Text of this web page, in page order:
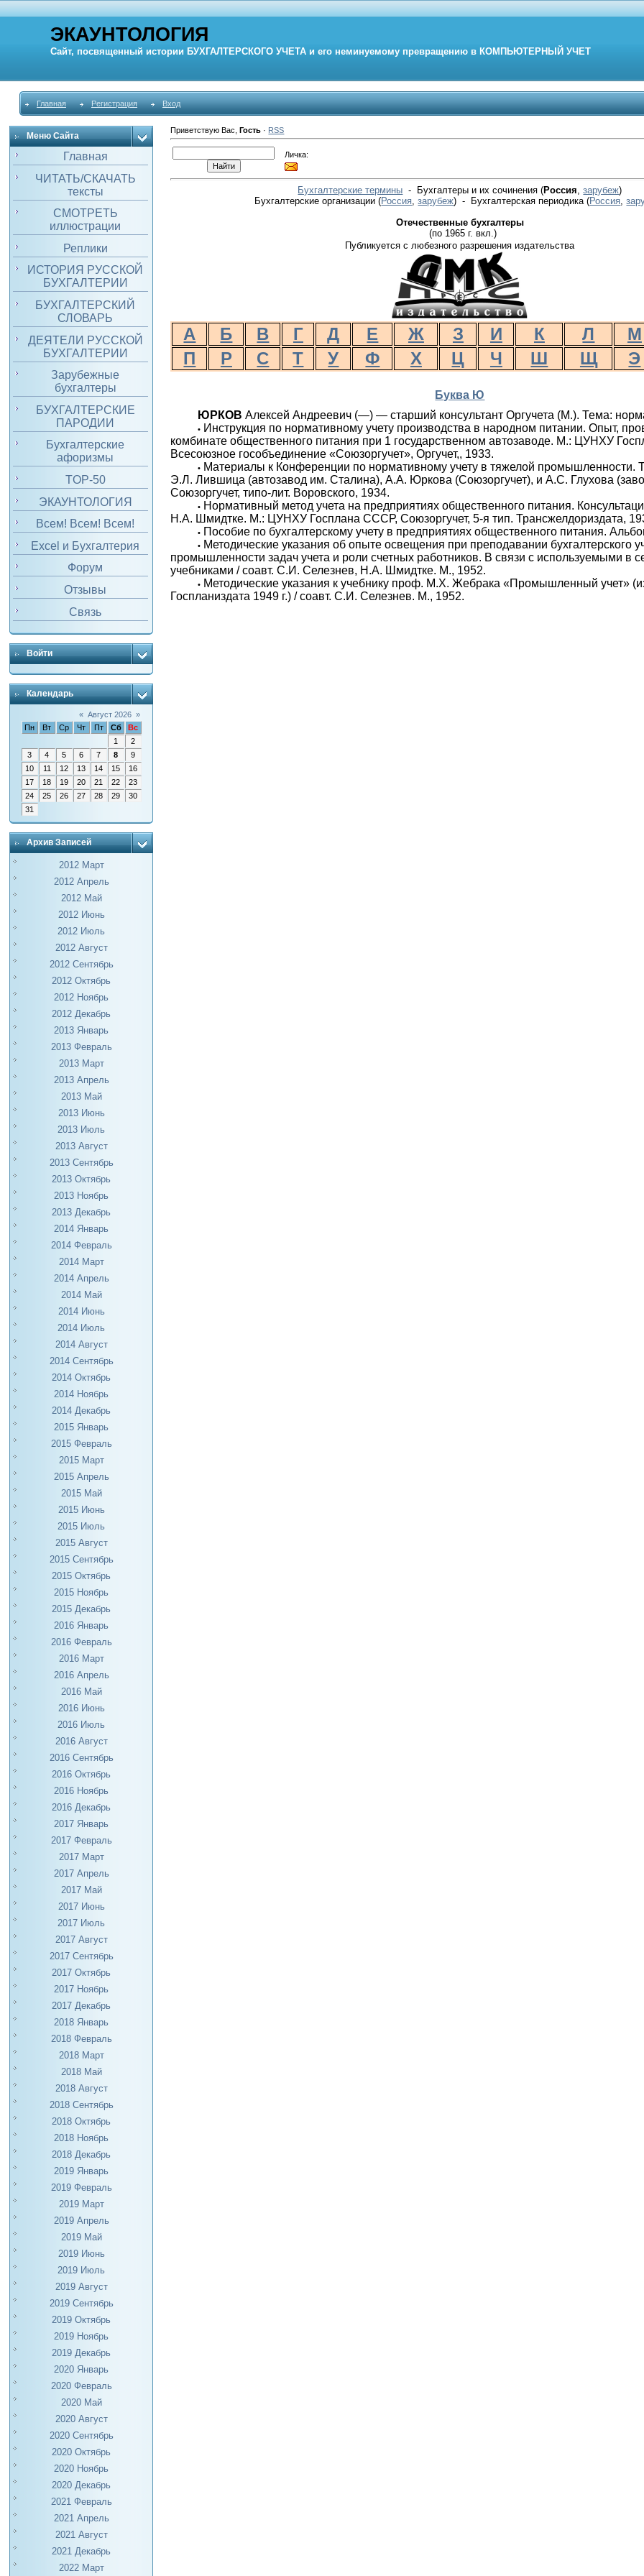
ЭКАУНТОЛОГИЯ
Сайт, посвященный истории БУХГАЛТЕРСКОГО УЧЕТА и его неминуемому превращению в КОМПЬЮТЕРНЫЙ УЧЕТ
Главная Регистрация Вход
Меню Сайта
Главная
ЧИТАТЬ/СКАЧАТЬ
тексты
СМОТРЕТЬ
иллюстрации
Реплики
ИСТОРИЯ РУССКОЙ
БУХГАЛТЕРИИ
БУХГАЛТЕРСКИЙ
СЛОВАРЬ
ДЕЯТЕЛИ РУССКОЙ
БУХГАЛТЕРИИ
Зарубежные
бухгалтеры
БУХГАЛТЕРСКИЕ
ПАРОДИИ
Бухгалтерские
афоризмы
TOP-50
ЭКАУНТОЛОГИЯ
Всем! Всем! Всем!
Excel и Бухгалтерия
Форум
Отзывы
Связь
Войти
Календарь
« Август 2026 »
Пн
Вт Ср Чт Пт Сб
Вс
1
2
3
4 5 6 7 8
9
10
11 12 13 14 15
16
17
18 19 20 21 22
23
24
25 26 27 28 29
30
31
Архив Записей
2012 Март
2012 Апрель
2012 Май
2012 Июнь
2012 Июль
2012 Август
2012 Сентябрь
2012 Октябрь
2012 Ноябрь
2012 Декабрь
2013 Январь
2013 Февраль
2013 Март
2013 Апрель
2013 Май
2013 Июнь
2013 Июль
2013 Август
2013 Сентябрь
2013 Октябрь
2013 Ноябрь
2013 Декабрь
2014 Январь
2014 Февраль
2014 Март
2014 Апрель
2014 Май
2014 Июнь
2014 Июль
2014 Август
2014 Сентябрь
2014 Октябрь
2014 Ноябрь
2014 Декабрь
2015 Январь
2015 Февраль
2015 Март
2015 Апрель
2015 Май
2015 Июнь
2015 Июль
2015 Август
2015 Сентябрь
2015 Октябрь
2015 Ноябрь
2015 Декабрь
2016 Январь
2016 Февраль
2016 Март
2016 Апрель
2016 Май
2016 Июнь
2016 Июль
2016 Август
2016 Сентябрь
2016 Октябрь
2016 Ноябрь
2016 Декабрь
2017 Январь
2017 Февраль
2017 Март
2017 Апрель
2017 Май
2017 Июнь
2017 Июль
2017 Август
2017 Сентябрь
2017 Октябрь
2017 Ноябрь
2017 Декабрь
2018 Январь
2018 Февраль
2018 Март
2018 Май
2018 Август
2018 Сентябрь
2018 Октябрь
2018 Ноябрь
2018 Декабрь
2019 Январь
2019 Февраль
2019 Март
2019 Апрель
2019 Май
2019 Июнь
2019 Июль
2019 Август
2019 Сентябрь
2019 Октябрь
2019 Ноябрь
2019 Декабрь
2020 Январь
2020 Февраль
2020 Май
2020 Август
2020 Сентябрь
2020 Октябрь
2020 Ноябрь
2020 Декабрь
2021 Февраль
2021 Апрель
2021 Август
2021 Декабрь
2022 Март
Приветствую Вас ,Гость · RSS
Личка:
Бухгалтерские термины - Бухгалтеры и их сочинения (Россия ,зарубеж)
Бухгалтерские организации(Россия ,зарубеж) - Бухгалтерская периодика(Россия ,
Отечественные бухгалтеры
(по 1965 г. вкл.)
Публикуется с любезного разрешения издательства
А Б В Г Д Е Ж З И К Л М
П
Р С Т У Ф Х Ц Ч Ш Щ Э
Буква Ю
ЮРКОВ Алексей Андреевич (—) — старший консультант Оргучета (М.). Тема:
• Инструкция по нормативному учету производства в народном питании. Опыт,
комбинате общественного питания при 1 государственном автозаводе. М.: ЦУНХУ
Всесоюзное гособъединение «Союзоргучет», Оргучет,, 1933.
• Материалы к Конференции по нормативному учету в тяжелой промышленности.
Э.Л. Лившица (автозавод им. Сталина), А.А. Юркова (Союзоргучет), и А.С. Глухова
Союзоргучет, типо-лит. Воровского, 1934.
• Нормативный метод учета на предприятиях общественного питания.
Н.А. Шмидтке. М.: ЦУНХУ Госплана СССР, Союзоргучет, 5-я тип. Трансжелдориздата,
• Пособие по бухгалтерскому учету в предприятиях общественного питания.
• Методические указания об опыте освещения при преподавании бухгалтерского
промышленности задач учета и роли счетных работников. В связи с используемыми
учебниками / соавт. С.И. Селезнев, Н.А. Шмидтке. М., 1952.
• Методические указания к учебнику проф. М.Х. Жебрака «Промышленный учет»
Госпланиздата 1949 г.) / соавт. С.И. Селезнев. М., 1952.